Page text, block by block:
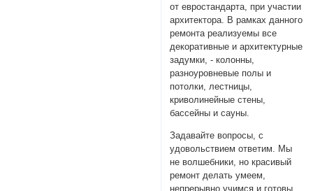
от евростандарта, при участии
архитектора. В рамках данного
ремонта реализуемы все
декоративные и архитектурные
задумки, - колонны,
разноуровневые полы и
потолки, лестницы,
криволинейные стены,
бассейны и сауны.
Задавайте вопросы, с
удовольствием ответим. Мы
не волшебники, но красивый
ремонт делать умеем,
непрерывно учимся и готовы